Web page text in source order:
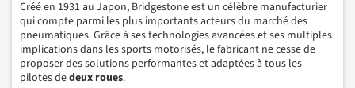
Créé en 1931 au Japon, Bridgestone est un célèbre manufacturier
qui compte parmi les plus importants acteurs du marché des
pneumatiques. Grâce à ses technologies avancées et ses multiples
implications dans les sports motorisés, le fabricant ne cesse de
proposer des solutions performantes et adaptées à tous les
pilotes dedeux roues.